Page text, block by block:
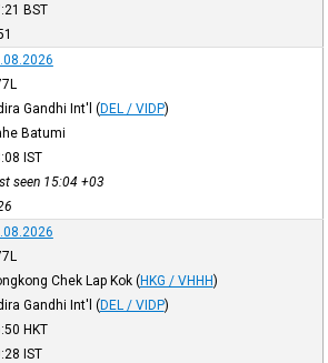
BST
Gandhi Int'l (DEL / VIDP)
Batumi
IST
seen 15:04 +03
Chek Lap Kok (HKG / VHHH)
Gandhi Int'l (DEL / VIDP)
HKT
IST